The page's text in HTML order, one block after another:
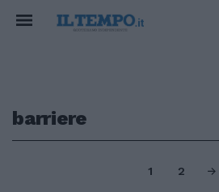
barriere
1 2